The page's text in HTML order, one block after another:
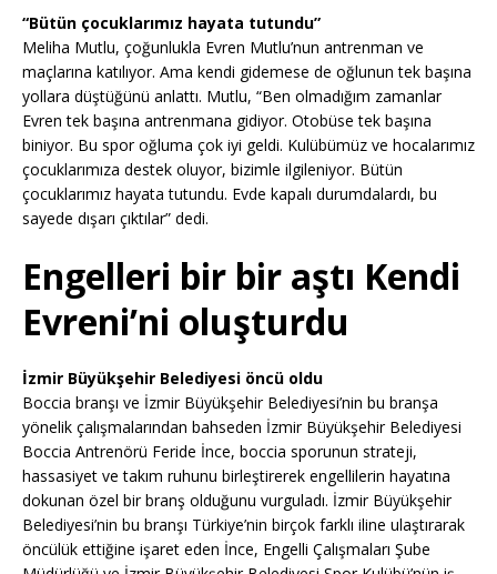
“Bütün çocuklarımız hayata tutundu”
Meliha Mutlu, çoğunlukla Evren Mutlu’nun antrenman ve
maçlarına katılıyor. Ama kendi gidemese de oğlunun tek başına
yollara düştüğünü anlattı. Mutlu, “Ben olmadığım zamanlar
Evren tek başına antrenmana gidiyor. Otobüse tek başına
biniyor. Bu spor oğluma çok iyi geldi. Kulübümüz ve hocalarımız
çocuklarımıza destek oluyor, bizimle ilgileniyor. Bütün
çocuklarımız hayata tutundu. Evde kapalı durumdalardı, bu
sayede dışarı çıktılar” dedi.
Engelleri bir bir aştı Kendi
Evreni’ni oluşturdu
İzmir Büyükşehir Belediyesi öncü oldu
Boccia branşı ve İzmir Büyükşehir Belediyesi’nin bu branşa
yönelik çalışmalarından bahseden İzmir Büyükşehir Belediyesi
Boccia Antrenörü Feride İnce, boccia sporunun strateji,
hassasiyet ve takım ruhunu birleştirerek engellilerin hayatına
dokunan özel bir branş olduğunu vurguladı. İzmir Büyükşehir
Belediyesi’nin bu branşı Türkiye’nin birçok farklı iline ulaştırarak
öncülük ettiğine işaret eden İnce, Engelli Çalışmaları Şube